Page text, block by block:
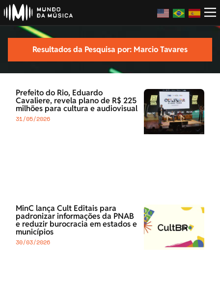
Resultados da Pesquisa por: Marcio Tavares
Prefeito do Rio, Eduardo
Cavaliere, revela plano de R$ 225
milhões para cultura e audiovisual
31/05/2026
MinC lança Cult Editais para
padronizar informações da PNAB
e reduzir burocracia em estados e
municípios
30/03/2026